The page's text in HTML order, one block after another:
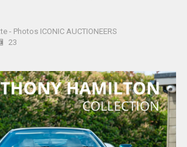
- Photos ICONIC AUCTIONEERS
23